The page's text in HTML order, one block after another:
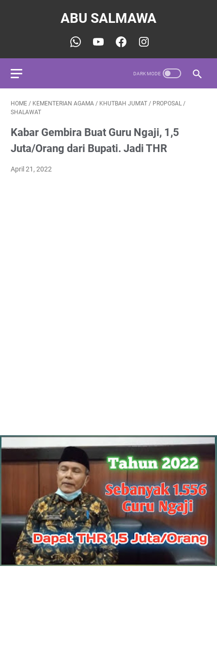
ABU SALMAWA
HOME / KEMENTERIAN AGAMA / KHUTBAH JUM'AT / PROPOSAL /
SHALAWAT
Kabar Gembira Buat Guru Ngaji, 1,5
Juta/Orang dari Bupati. Jadi THR
April 21, 2022